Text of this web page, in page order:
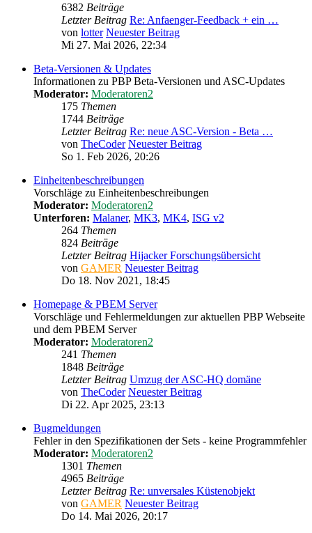
6382 Beiträge
Letzter Beitrag Re: Anfaenger-Feedback + ein …
von lotter Neuester Beitrag
Mi 27. Mai 2026, 22:34
Beta-Versionen & Updates
Informationen zu PBP Beta-Versionen und ASC-Updates
Moderator: Moderatoren2
175 Themen
1744 Beiträge
Letzter Beitrag Re: neue ASC-Version - Beta …
von TheCoder Neuester Beitrag
So 1. Feb 2026, 20:26
Einheitenbeschreibungen
Vorschläge zu Einheitenbeschreibungen
Moderator: Moderatoren2
Unterforen: Malaner, MK3, MK4, ISG v2
264 Themen
824 Beiträge
Letzter Beitrag Hijacker Forschungsübersicht
von GAMER Neuester Beitrag
Do 18. Nov 2021, 18:45
Homepage & PBEM Server
Vorschläge und Fehlermeldungen zur aktuellen PBP Webseite
und dem PBEM Server
Moderator: Moderatoren2
241 Themen
1848 Beiträge
Letzter Beitrag Umzug der ASC-HQ domäne
von TheCoder Neuester Beitrag
Di 22. Apr 2025, 23:13
Bugmeldungen
Fehler in den Spezifikationen der Sets - keine Programmfehler
Moderator: Moderatoren2
1301 Themen
4965 Beiträge
Letzter Beitrag Re: unversales Küstenobjekt
von GAMER Neuester Beitrag
Do 14. Mai 2026, 20:17